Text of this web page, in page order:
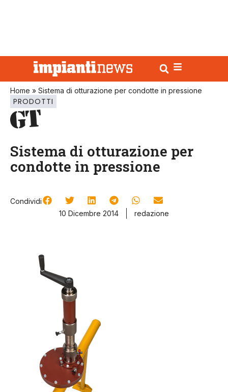
Home » Sistema di otturazione per condotte in pressione
PRODOTTI
Sistema di otturazione per
condotte in pressione
Condividi
10 Dicembre 2014
redazione